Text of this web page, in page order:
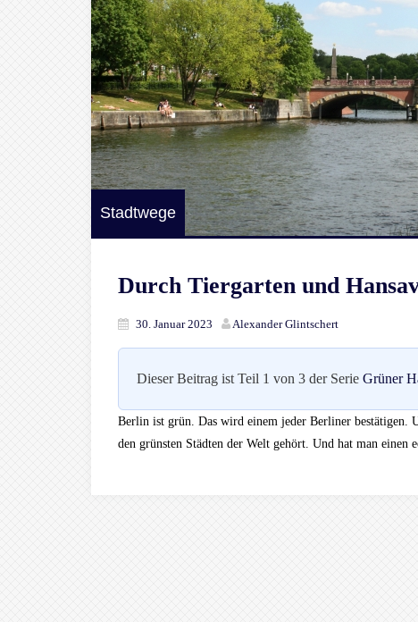
Stadtwege
Durch Tiergarten und
30. Januar 2023 Alexander Glintschert
Dieser Beitrag ist Teil 1 von 3 der Serie Grüner
Berlin ist grün. Das wird einem jeder Berliner bestätigen.
den grünsten Städten der Welt gehört. Und hat man einen